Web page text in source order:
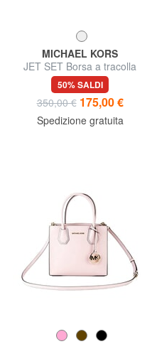
MICHAEL KORS
JET SET Borsa a tracolla
50% SALDI
350,00 € 175,00 €
Spedizione gratuita